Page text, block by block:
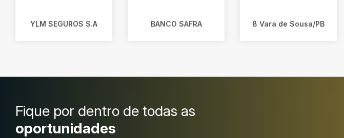
YLM SEGUROS S.A BANCO SAFRA 8 Vara de Sousa/PB
Fique por dentro de todas as
oportunidades